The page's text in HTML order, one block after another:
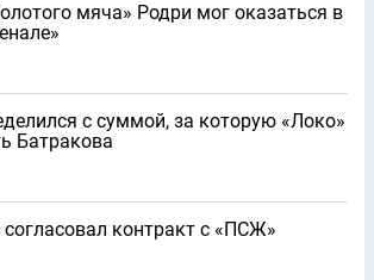
мяча» Родри мог оказаться в
с суммой, за которую «Локо»
Батракова
контракт с «ПСЖ»